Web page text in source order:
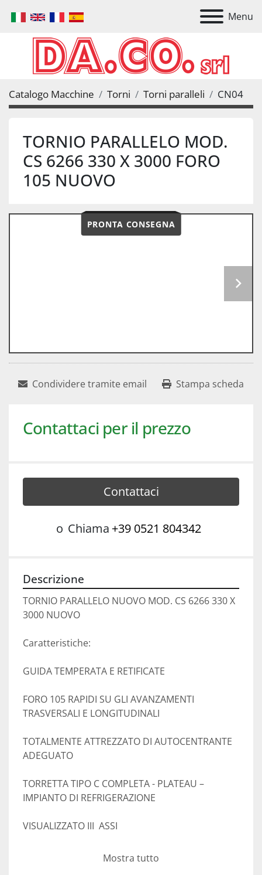
Menu
Catalogo Macchine Torni Torni paralleli CN04
TORNIO PARALLELO MOD.
CS 6266 330 X 3000 FORO
105 NUOVO
PRONTA CONSEGNA
Condividere tramite email Stampa scheda
Contattaci per il prezzo
Contattaci
o Chiama +39 0521 804342
Descrizione
TORNIO PARALLELO NUOVO MOD. CS 6266 330 X
3000 NUOVO
Caratteristiche:
GUIDA TEMPERATA E RETIFICATE
FORO 105 RAPIDI SU GLI AVANZAMENTI
TRASVERSALI E LONGITUDINALI
TOTALMENTE ATTREZZATO DI AUTOCENTRANTE
ADEGUATO
TORRETTA TIPO C COMPLETA - PLATEAU –
IMPIANTO DI REFRIGERAZIONE
VISUALIZZATO III  ASSI
E NORMALI ACCESSORI D'USO IN DOTAZIONE
Mostra tutto